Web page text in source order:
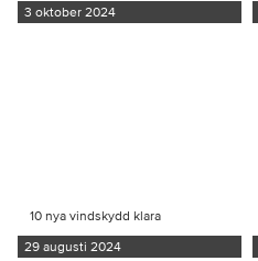
3 oktober 2024
10 nya vindskydd klara
29 augusti 2024